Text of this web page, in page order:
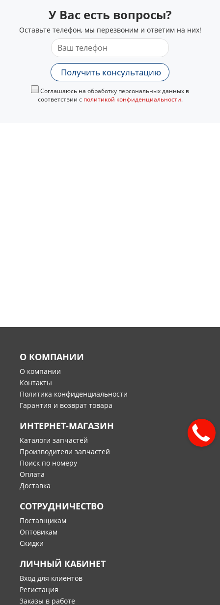
У Вас есть вопросы?
Оставьте телефон, мы перезвоним и ответим на них!
Получить консультацию
Соглашаюсь на обработку персональных данных в
соответствии с политикой конфиденциальности.
О КОМПАНИИ
О компании
Контакты
Политика конфиденциальности
Гарантия и возврат товара
ИНТЕРНЕТ-МАГАЗИН
Каталоги запчастей
Производители запчастей
Поиск по номеру
Оплата
Доставка
СОТРУДНИЧЕСТВО
Поставщикам
Оптовикам
Скидки
ЛИЧНЫЙ КАБИНЕТ
Вход для клиентов
Регистация
Заказы в работе